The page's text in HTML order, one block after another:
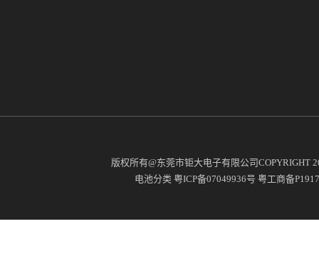
版权所有@东莞市钜大电子有限公司COPYRIGHT
电池分类 粤ICP备07049936号 粤工商备